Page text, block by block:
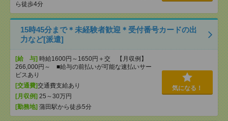
ら徒歩4分
15時45分まで＊未経験者歓迎＊受付番号カードの出
力など[派遣]
[給 与] 時給1600円～1650円＋交 【月収例】
266,000円～ ■給与の前払いが可能な速払いサー
ビスあり
[交通費]交通費支給あり
[月収例] 25～30万円
[勤務地] 蒲田駅から徒歩5分
気になる！